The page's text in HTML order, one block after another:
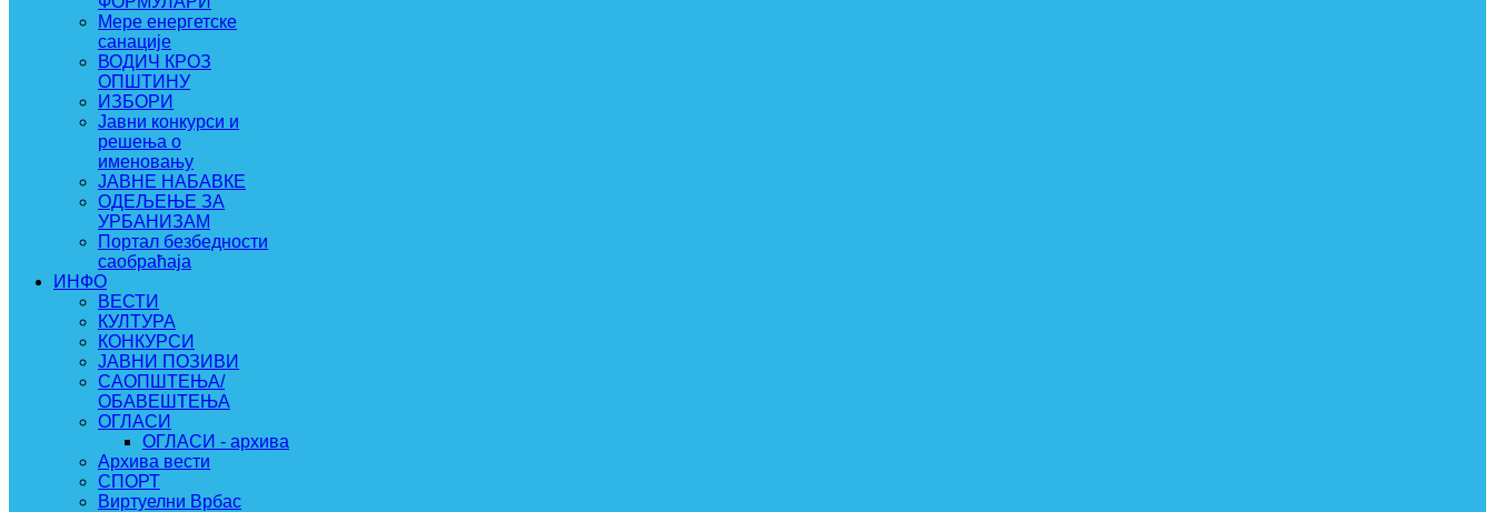
Мере енергетске
санације
ВОДИЧ КРОЗ
ОПШТИНУ
ИЗБОРИ
Јавни конкурси и
решења о
именовању
ЈАВНЕ НАБАВКЕ
ОДЕЉЕЊЕ ЗА
УРБАНИЗАМ
Портал безбедности
саобраћаја
ИНФО
ВЕСТИ
КУЛТУРА
КОНКУРСИ
ЈАВНИ ПОЗИВИ
САОПШТЕЊА/
ОБАВЕШТЕЊА
ОГЛАСИ
ОГЛАСИ - архива
Архива вести
СПОРТ
Виртуелни Врбас